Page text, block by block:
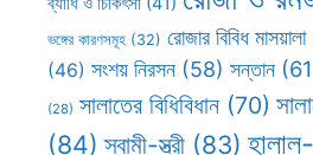
ভঙ্গের কারণসমূহ (32) রোজার বিবিধ মাসয়ালা
(46) সংশয় নিরসন (58) সন্তান
(28) সালাতের বিধিবিধান (70)
(84) স্বামী-স্ত্রী (83)